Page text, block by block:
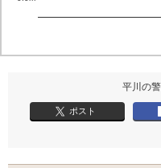
平川の
ポスト